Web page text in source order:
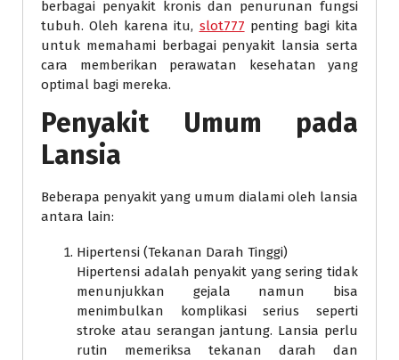
berbagai penyakit kronis dan penurunan fungsi
tubuh. Oleh karena itu, slot777 penting bagi kita
untuk memahami berbagai penyakit lansia serta
cara memberikan perawatan kesehatan yang
optimal bagi mereka.
Penyakit Umum pada
Lansia
Beberapa penyakit yang umum dialami oleh lansia
antara lain:
Hipertensi (Tekanan Darah Tinggi)
Hipertensi adalah penyakit yang sering tidak
menunjukkan gejala namun bisa
menimbulkan komplikasi serius seperti
stroke atau serangan jantung. Lansia perlu
rutin memeriksa tekanan darah dan